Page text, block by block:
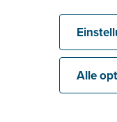
komplexen
Alle